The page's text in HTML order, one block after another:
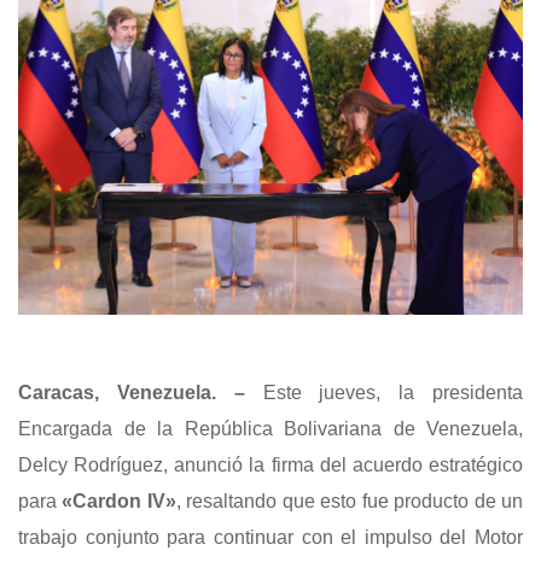
Caracas, Venezuela. –
Este jueves, la presidenta
Encargada de la República Bolivariana de Venezuela,
Delcy Rodríguez, anunció la firma del acuerdo estratégico
para«Cardon IV», resaltando que esto fue producto de un
trabajo conjunto para continuar con el impulso del Motor